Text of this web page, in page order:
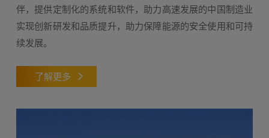
伴，提供定制化的系统和软件，助力高速发展的中国制造业
实现创新研发和品质提升，助力保障能源的安全使用和可持
续发展。
了解更多